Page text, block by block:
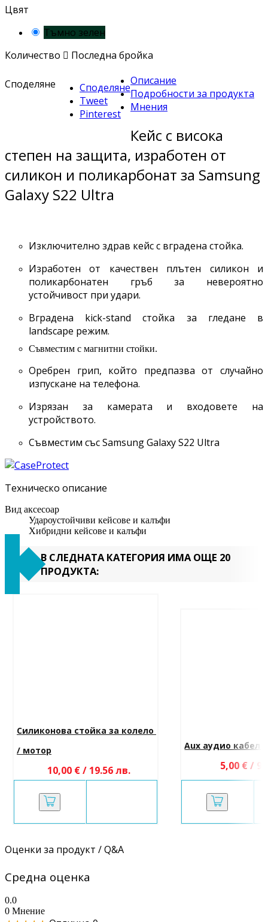
Цвят
Тъмно зелен
Количество  Последна бройка
Споделяне
Споделяне
Tweet
Pinterest
Описание
Подробности за продукта
Мнения
Кейс с висока
степен на защита, изработен от
силикон и поликарбонат за Samsung
Galaxy S22 Ultra
Изключително здрав кейс с вградена стойка.
Изработен от качествен плътен силикон и
поликарбонатен гръб за невероятно
устойчивост при удари.
Вградена kick-stand стойка за гледане в
landscape режим.
Съвместим с магнитни стойки.
Оребрен грип, който предпазва от случайно
изпускане на телефона.
Изрязан за камерата и входовете на
устройството.
Съвместим със Samsung Galaxy S22 Ultra
Техническо описание
Вид аксесоар
Удароустойчиви кейсове и калъфи
Хибридни кейсове и калъфи
В СЛЕДНАТА КАТЕГОРИЯ ИМА ОЩЕ 20
ПРОДУКТА:
Силиконова стойка за колело
/ мотор
10,00 € / 19.56 лв.
Aux аудио кабел
5,00 € /
Оценки за продукт / Q&A
Средна оценка
0.0
0 Мнение